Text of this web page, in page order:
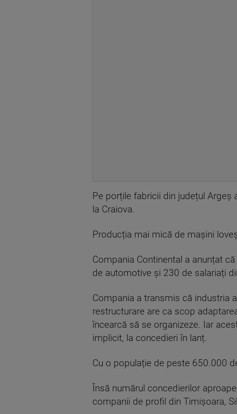
Pe porțile fabricii din județul
la Craiova.
Producția mai mică de mașini
Compania Continental a anunțat
de automotive și 230 de salariați
Compania a transmis că industria
restructurare are ca scop
încearcă să se organizeze. Iar
implicit, la concedieri în lanț.
Cu o populație de peste 650.000
Însă numărul concedierilor
companii de profil din Timișoara,